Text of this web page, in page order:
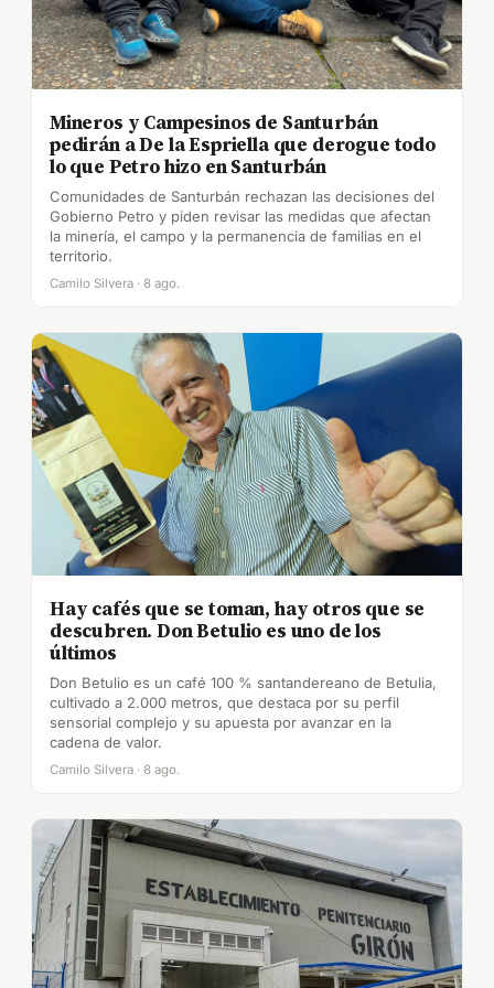
Mineros y Campesinos de Santurbán
pedirán a De la Espriella que derogue todo
lo que Petro hizo en Santurbán
Comunidades de Santurbán rechazan las decisiones del
Gobierno Petro y piden revisar las medidas que afectan
la minería, el campo y la permanencia de familias en el
territorio.
Camilo Silvera · 8 ago.
Hay cafés que se toman, hay otros que se
descubren. Don Betulio es uno de los
últimos
Don Betulio es un café 100 % santandereano de Betulia,
cultivado a 2.000 metros, que destaca por su perfil
sensorial complejo y su apuesta por avanzar en la
cadena de valor.
Camilo Silvera · 8 ago.